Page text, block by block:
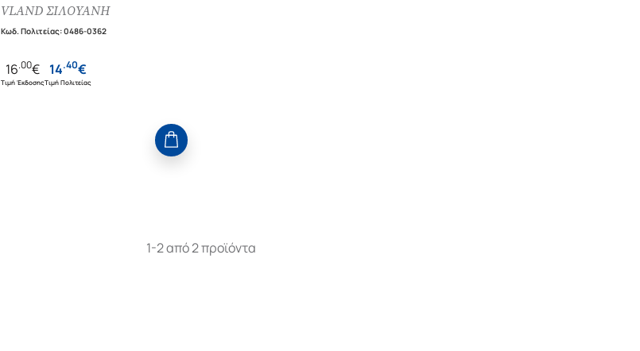
τον σύγχρονο κόσμο
VLAND ΣΙΛΟΥΑΝΗ
Κωδ. Πολιτείας:0486-0362
16.00€
Τιμή Έκδοσης
14.40€
Τιμή Πολιτείας
1-2 από 2 προϊόντα